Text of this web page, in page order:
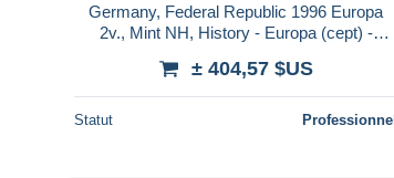
Germany, Federal Republic 1996 Europa
2v., Mint NH, History - Europa (cept) -
± 404,57 $US
Statut Professionnel